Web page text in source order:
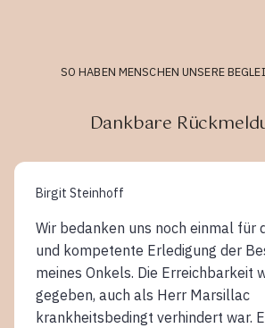
SO HABEN MENSCHEN UNSERE
Dankbare
Birgit Steinhoff
Wir bedanken uns noch einmal für
und kompetente Erledigung der
meines Onkels. Die Erreichbarkeit
gegeben, auch als Herr Marsillac
krankheitsbedingt verhindert war.